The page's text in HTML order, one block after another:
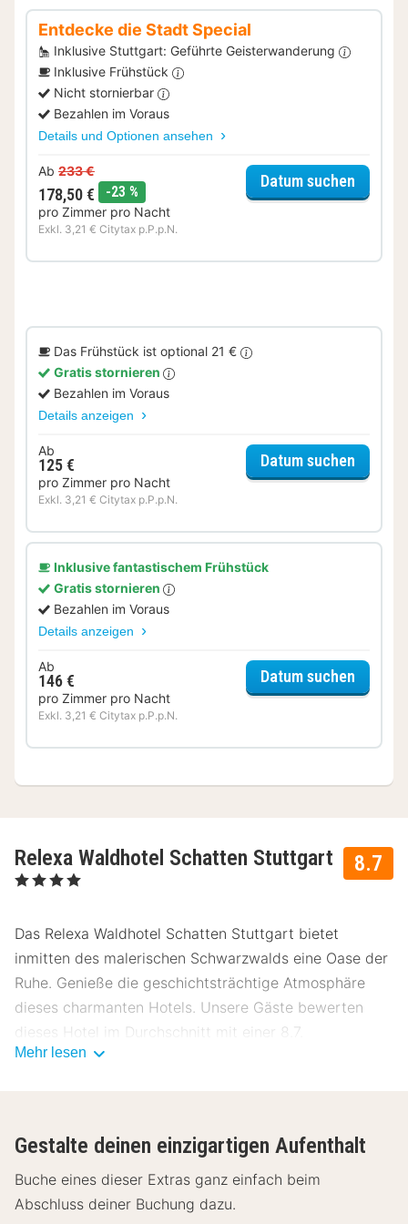
Entdecke die Stadt Special
Inklusive Stuttgart: Geführte Geisterwanderung
Inklusive Frühstück
Nicht stornierbar
Bezahlen im Voraus
Details und Optionen ansehen
Ab 233 €
178,50 € -23 %
pro Zimmer pro Nacht
Exkl. 3,21 € Citytax p.P.p.N.
Datum suchen
Das Frühstück ist optional 21 €
Gratis stornieren
Bezahlen im Voraus
Details anzeigen
Ab
125 €
pro Zimmer pro Nacht
Exkl. 3,21 € Citytax p.P.p.N.
Datum suchen
Inklusive fantastischem Frühstück
Gratis stornieren
Bezahlen im Voraus
Details anzeigen
Ab
146 €
pro Zimmer pro Nacht
Exkl. 3,21 € Citytax p.P.p.N.
Datum suchen
8.7
Relexa Waldhotel Schatten Stuttgart
, 4 Sterne
Das Relexa Waldhotel Schatten Stuttgart bietet
inmitten des malerischen Schwarzwalds eine Oase der
Ruhe. Genieße die geschichtsträchtige Atmosphäre
dieses charmanten Hotels. Unsere Gäste bewerten
dieses Hotel im Durchschnitt mit einer 8.7.
Ausgangsbasis für Erkundungen. Besuche:
Schloss Solitude - 6,9 km
Porsche-Museum - 15,1 km
Mehr lesen
Gestalte deinen einzigartigen Aufenthalt
Buche eines dieser Extras ganz einfach beim
Abschluss deiner Buchung dazu.